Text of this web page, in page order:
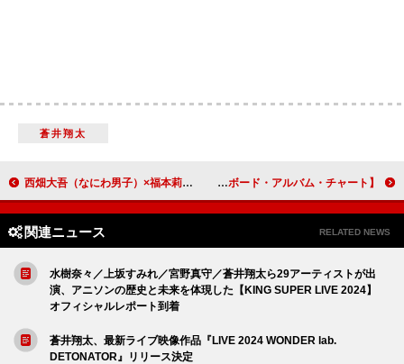
蒼井翔太
西畑大吾（なにわ男子）×福本莉子がW主演、“死神のアルバイト”映画『時給三〇〇円の死神』 【米ビルボード・アルバム・チャート】ザック・ブライアン『ウィズ・ヘブン・オン・トップ』で2作目の首位獲得、ザ・キッド・ラロイ初登場6位
関連ニュース RELATED NEWS
水樹奈々／上坂すみれ／宮野真守／蒼井翔太ら29アーティストが出
演、アニソンの歴史と未来を体現した【KING SUPER LIVE 2024】
オフィシャルレポート到着
蒼井翔太、最新ライブ映像作品『LIVE 2024 WONDER lab.
DETONATOR』リリース決定